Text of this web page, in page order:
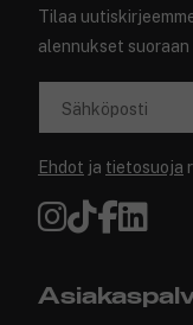
Tilaa
alennukset
Sähköposti
Ehdot ja tietosuoja